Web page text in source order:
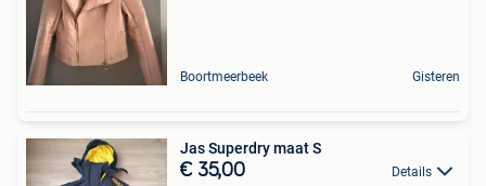
Boortmeerbeek Gisteren
Jas Superdry maat S
€ 35,00 Details